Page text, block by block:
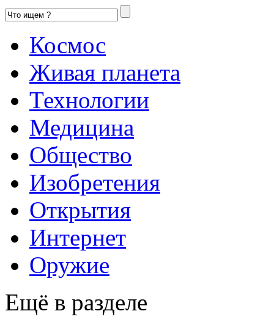
Космос
Живая планета
Технологии
Медицина
Общество
Изобретения
Открытия
Интернет
Оружие
Ещё в разделе